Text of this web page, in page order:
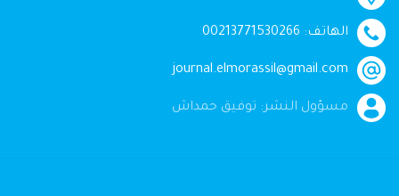
الهاتف: 00213771530266
journal.elmorassil@gmail.com
مسؤول النشر: توفيق حمداش